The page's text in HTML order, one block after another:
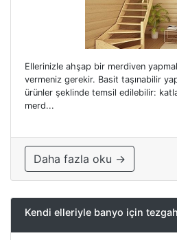
Ellerinizle ahşap bir merdiven
vermeniz gerekir. Basit taşınabilir
ürünler şeklinde temsil edilebilir:
merd...
Daha fazla oku →
Kendi elleriyle banyo için tezgah